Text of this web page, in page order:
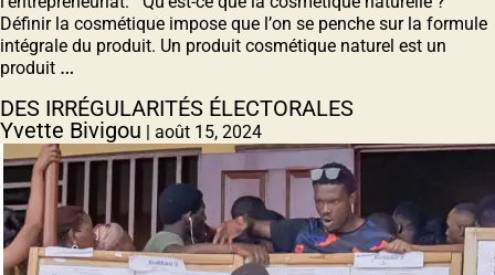
Définir la cosmétique impose que lʼon se penche sur la formule
intégrale du produit. Un produit cosmétique naturel est un
produit …
DES IRRÉGULARITÉS ÉLECTORALES
Yvette Bivigou
août 15, 2024